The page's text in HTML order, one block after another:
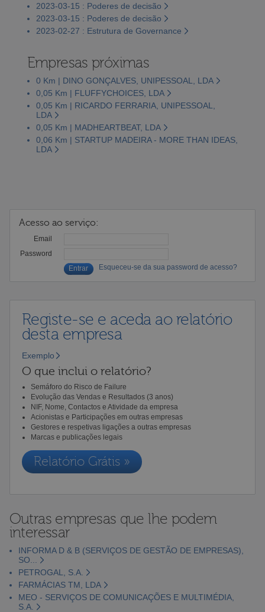
2023-03-15 : Poderes de decisão
2023-03-15 : Poderes de decisão
2023-02-27 : Estrutura de Governance
Empresas próximas
0 Km | DINO GONÇALVES, UNIPESSOAL, LDA
0,05 Km | FLUFFYCHOICES, LDA
0,05 Km | RICARDO FERRARIA, UNIPESSOAL,
LDA
0,05 Km | MADHEARTBEAT, LDA
0,06 Km | STARTUP MADEIRA - MORE THAN IDEAS,
LDA
Acesso ao serviço:
Email
Password
Esqueceu-se da sua password de acesso?
Registe-se e aceda ao relatório
desta empresa
Exemplo
O que inclui o relatório?
Semáforo do Risco de Failure
Evolução das Vendas e Resultados (3 anos)
NIF, Nome, Contactos e Atividade da empresa
Acionistas e Participações em outras empresas
Gestores e respetivas ligações a outras empresas
Marcas e publicações legais
Relatório Grátis »
Outras empresas que lhe podem
interessar
INFORMA D & B (SERVIÇOS DE GESTÃO DE EMPRESAS),
SO...
PETROGAL, S.A.
FARMÁCIAS TM, LDA
MEO - SERVIÇOS DE COMUNICAÇÕES E MULTIMÉDIA,
S.A.